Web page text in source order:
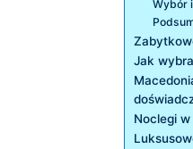
Wybór‍
Jak
Noclegi